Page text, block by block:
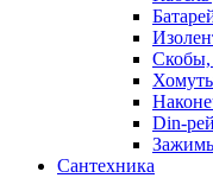
Скобы,
Din-
Сантехника